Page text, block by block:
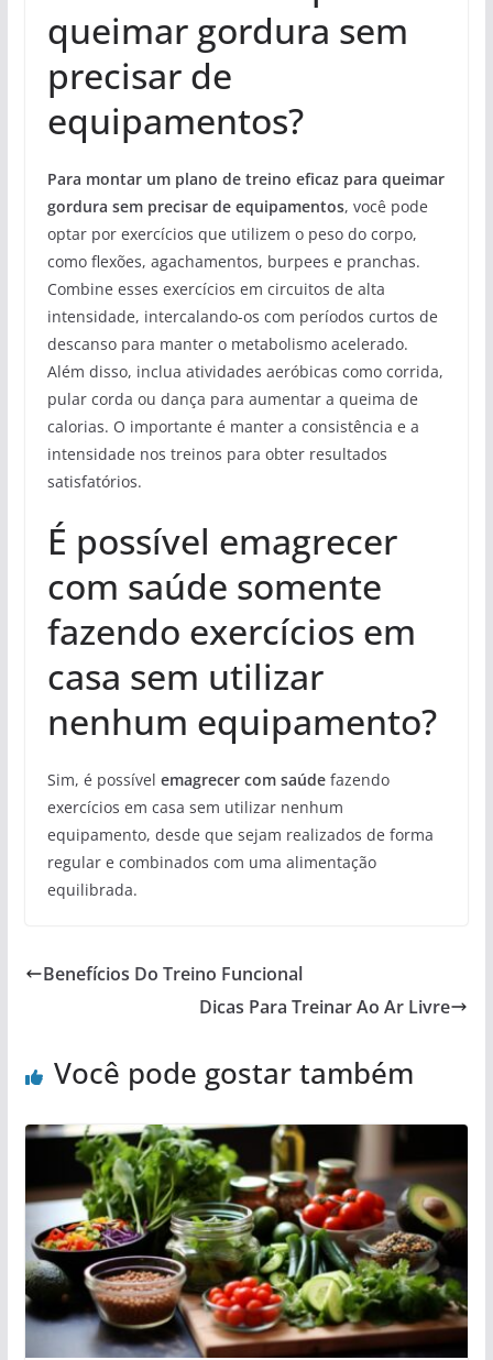
queimar gordura sem
precisar de
equipamentos?
Para montar um plano de treino eficaz para queimar
gordura sem precisar de equipamentos, você pode
optar por exercícios que utilizem o peso do corpo,
como flexões, agachamentos, burpees e pranchas.
Combine esses exercícios em circuitos de alta
intensidade, intercalando-os com períodos curtos de
descanso para manter o metabolismo acelerado.
Além disso, inclua atividades aeróbicas como corrida,
pular corda ou dança para aumentar a queima de
calorias. O importante é manter a consistência e a
intensidade nos treinos para obter resultados
satisfatórios.
É possível emagrecer
com saúde somente
fazendo exercícios em
casa sem utilizar
nenhum equipamento?
Sim, é possível emagrecer com saúdefazendo
exercícios em casa sem utilizar nenhum
equipamento, desde que sejam realizados de forma
regular e combinados com uma alimentação
equilibrada.
Benefícios Do Treino Funcional
Dicas Para Treinar Ao Ar Livre
Você pode gostar também